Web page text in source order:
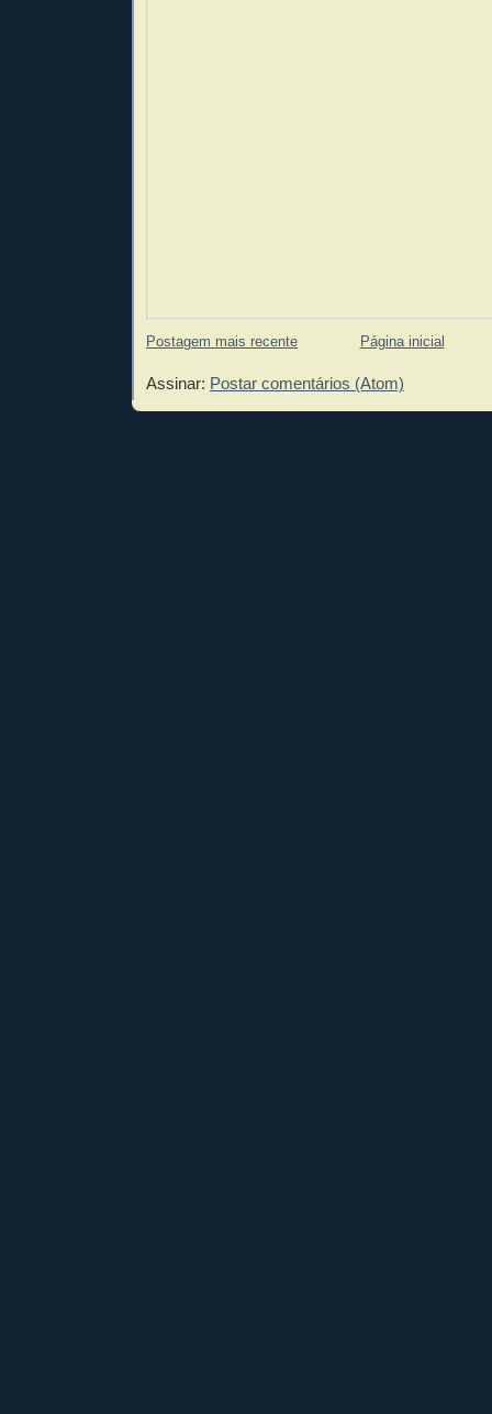
Postagem mais recente Página inicial
Assinar: Postar comentários (Atom)